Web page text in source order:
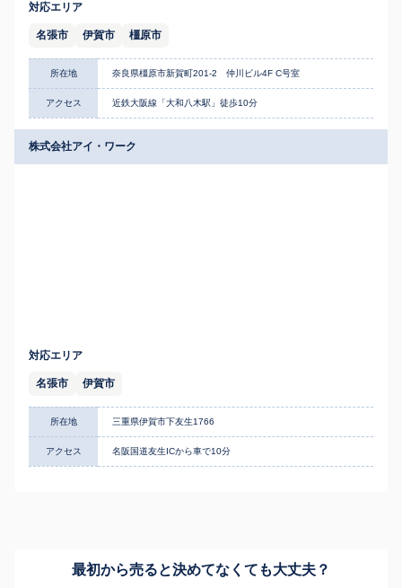
対応エリア
名張市 伊賀市 橿原市
所在地 奈良県橿原市新賀町201-2 仲川ビル4F C号室
アクセス 近鉄大阪線「大和八木駅」徒歩10分
株式会社アイ・ワーク
対応エリア
名張市 伊賀市
所在地 三重県伊賀市下友生1766
アクセス 名阪国道友生ICから車で10分
最初から売ると決めてなくても大丈夫？